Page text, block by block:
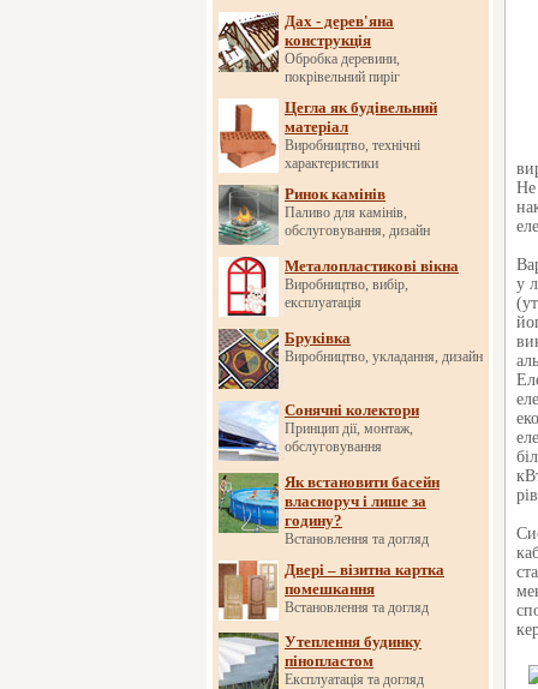
Дах - дерев'яна
конструкція
Обробка деревини,
покрівельний пиріг
Цегла як будівельний
матеріал
Виробництво, технічні
характеристики
Ринок камінів
Паливо для камінів,
обслуговування, дизайн
Металопластикові вікна
Виробництво, вибір,
експлуатація
Бруківка
Виробництво, укладання, дизайн
Сонячні колектори
Принцип дії, монтаж,
обслуговування
Як встановити басейн
власноруч і лише за
годину?
Встановлення та догляд
Двері – візитна картка
помешкання
Встановлення та догляд
Утеплення будинку
пінопластом
Експлуатація та догляд
Не
у